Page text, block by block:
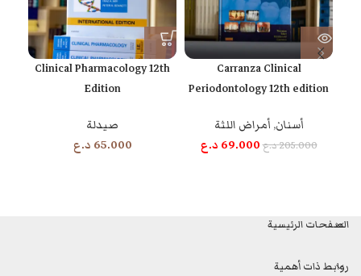
Carranza Clinical
Periodontology 12th edition
أسنان, أمراض اللثة
205.000د.ع69.000 د.ع
Clinical Pharmacology 12th
Edition
صيدلة
65.000 د.ع
الصفحات الرئيسية
روابط ذات أهمية